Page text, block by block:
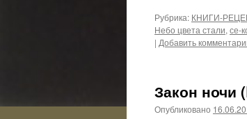
Рубрика: КНИГИ-
Небо цвета стали, се-
| Добавить
Закон ночи
Опубликовано